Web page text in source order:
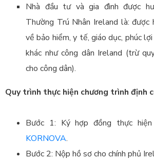
Nhà đầu tư và gia đình được
Thường Trú Nhân Ireland là: được
về bảo hiểm, y tế, giáo dục, phúc
khác như công dân Ireland (trừ
cho công dân).
Quy trình thực hiện chương trình định
Bước 1: Ký hợp đồng thực hiện
KORNOVA.
Bước 2: Nộp hồ sơ cho chính phủ